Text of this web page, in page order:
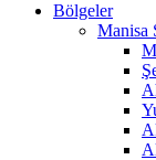
Bölgeler
Manisa